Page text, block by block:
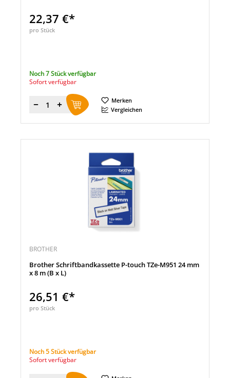
22,37 €*
pro Stück
Noch 7 Stück verfügbar
Sofort verfügbar
Menge
Merken
Vergleichen
BROTHER
Brother Schriftbandkassette P-touch TZe-M951 24 mm
x 8 m (B x L)
26,51 €*
pro Stück
Noch 5 Stück verfügbar
Sofort verfügbar